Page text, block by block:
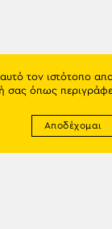
αυτό τον ιστότοπο
σας όπως
Αποδέχομαι